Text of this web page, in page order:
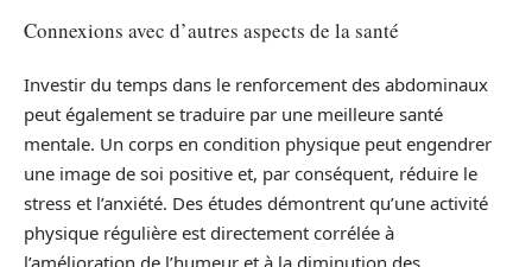
Connexions avec d’autres aspects de la santé
Investir du temps dans le renforcement des abdominaux
peut également se traduire par une meilleure santé
mentale. Un corps en condition physique peut engendrer
une image de soi positive et, par conséquent, réduire le
stress et l’anxiété. Des études démontrent qu’une activité
physique régulière est directement corrélée à
l’amélioration de l’humeur et à la diminution des